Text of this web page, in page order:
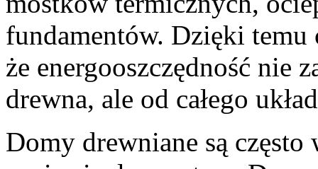
fundamentów. Dzięki
że energooszczędność nie
drewna, ale od całego
Domy drewniane są